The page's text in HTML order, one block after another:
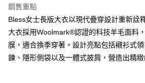
２．便利：只要手機號碼，簡訊認證，即可結帳。
３．安心：先確認商品／服務後，再付款。
【「AFTEE先享後付」結帳流程】
１．於結帳方式選擇「AFTEE先享後付」後，將
結帳頁面，進行簡訊認證並確認金額後，即可完
運送方式
黑貓宅急便配送到府
每筆NT$120，滿NT$3,000(含以上)免運費
銷售重點
Bless女士長版大衣以現代疊穿設計重新詮
大衣採用Woolmark®認證的科技羊毛面料
膜，適合換季穿著。設計亮點包括襯衫式
鍊、隱形側袋以及一體式披肩，營造出精緻